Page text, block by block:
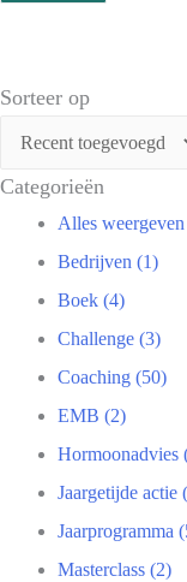
Sorteer op
Categorieën
Alles weergeven
Bedrijven (1)
Boek (4)
Challenge (3)
Coaching (50)
EMB (2)
Hormoonadvies
Jaargetijde actie
Jaarprogramma
Masterclass (2)